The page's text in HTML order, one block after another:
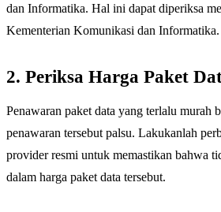
dan Informatika. Hal ini dapat diperiksa
Kementerian Komunikasi dan Informatika.
2. Periksa Harga Paket
Penawaran paket data yang terlalu murah
penawaran tersebut palsu. Lakukanlah
provider resmi untuk memastikan bahwa
dalam harga paket data tersebut.